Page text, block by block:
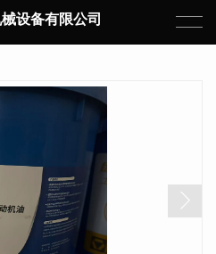
设备有限公司